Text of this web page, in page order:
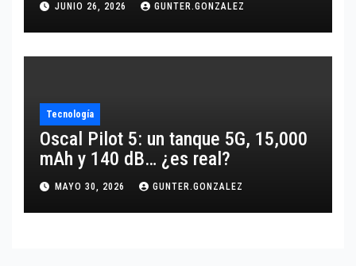
JUNIO 26, 2026 GUNTER.GONZALEZ
Tecnología
Oscal Pilot 5: un tanque 5G, 15,000
mAh y 140 dB… ¿es real?
MAYO 30, 2026 GUNTER.GONZALEZ